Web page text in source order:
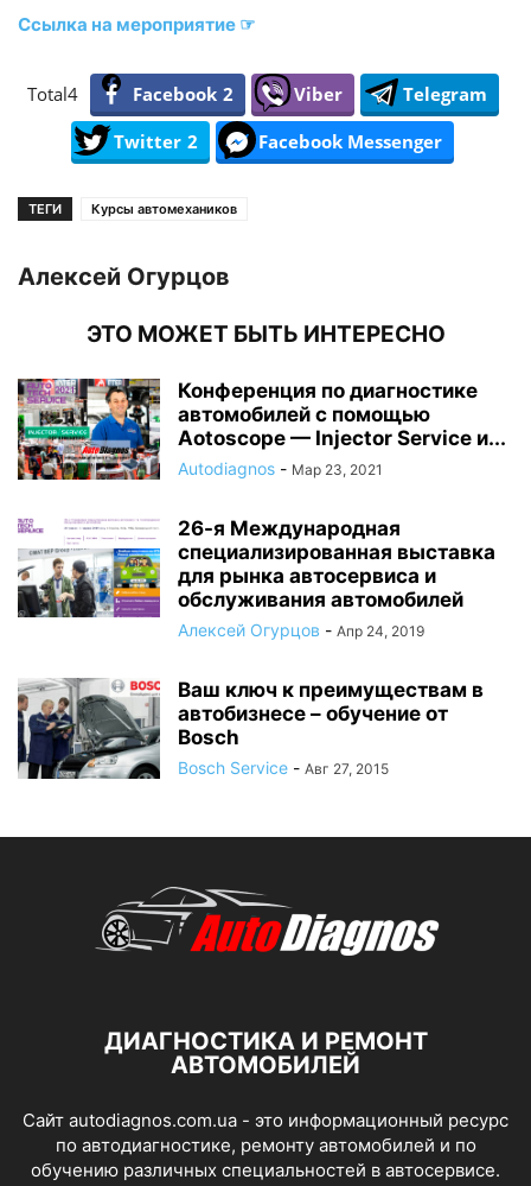
Ссылка на мероприятие ☞
Total4 Facebook 2 Viber
Telegram
Twitter 2 Facebook Messenger
ТЕГИ Курсы автомехаников
Алексей Огурцов
ЭТО МОЖЕТ БЫТЬ ИНТЕРЕСНО
Конференция по диагностике
автомобилей с помощью
Aotoscope — Injector Service и...
Autodiagnos - Мар 23, 2021
26-я Международная
специализированная выставка
для рынка автосервиса и
обслуживания автомобилей
Алексей Огурцов - Апр 24, 2019
Ваш ключ к преимуществам в
автобизнесе – обучение от
Bosch
Bosch Service - Авг 27, 2015
ДИАГНОСТИКА И РЕМОНТ
АВТОМОБИЛЕЙ
Сайт autodiagnos.com.ua - это информационный ресурс
по автодиагностике, ремонту автомобилей и по
обучению различных специальностей в автосервисе.